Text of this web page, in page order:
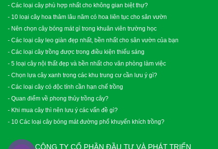
- Các loại cây phù hợp nhất cho không gian biệt thự?
- 10 loại cây hoa thảm lâu năm có hoa liên tục cho sân vườn
- Nên chọn cây bóng mát gì trong khuân viên trường học
- Các loại cây leo giàn đẹp nhất, bền nhất cho sân vườn của bạn
- Các loại cây trồng được trong điều kiện thiếu sáng
- 5 loại cây nội thất đẹp và bền nhất cho văn phòng làm việc
- Chọn lựa cây xanh trong các khu trung cư cần lưu ý gì?
- Các loại cây có độc tính cần hạn chế trồng
- Quan điểm về phong thủy trồng cây?
- Khi mua cây thì nên lưu ý các vấn đề gì?
- 10 Các loại cây bóng mát đường phố khuyến khích trồng?
CÔNG TY CỔ PHẦN ĐẦU TƯ VÀ PHÁT TRIỂN